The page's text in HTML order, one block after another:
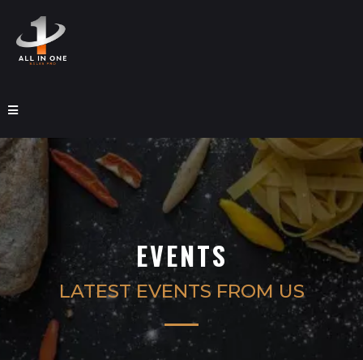
EVENTS
LATEST EVENTS FROM US